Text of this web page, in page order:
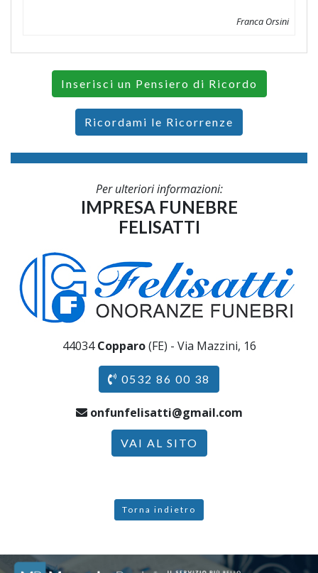
Franca Orsini
Inserisci un Pensiero di Ricordo
Ricordami le Ricorrenze
Per ulteriori informazioni:
IMPRESA FUNEBRE
FELISATTI
44034Copparo(FE) - Via Mazzini, 16
0532 86 00 38
onfunfelisatti@gmail.com
VAI AL SITO
Torna indietro